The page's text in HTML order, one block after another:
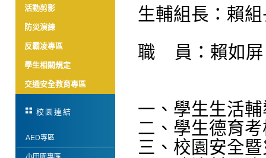
活動剪影
防災演練
反霸凌專區
學生相關規定
交通安全教育專區
校園連結
AED專區
生輔組長：賴
職 員： 賴如屏
一、學生生活
二、學生德育
三、校園安全